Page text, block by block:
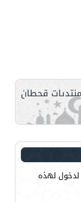
قحطان
لدخول لهذه